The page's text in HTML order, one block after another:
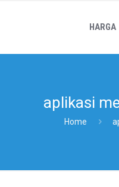
HARGA
aplikasi
Home